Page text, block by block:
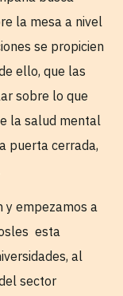
la mesa a nivel
se propicien
ello, que las
sobre lo que
la salud mental
puerta cerrada,
y empezamos a
esta
al
sector